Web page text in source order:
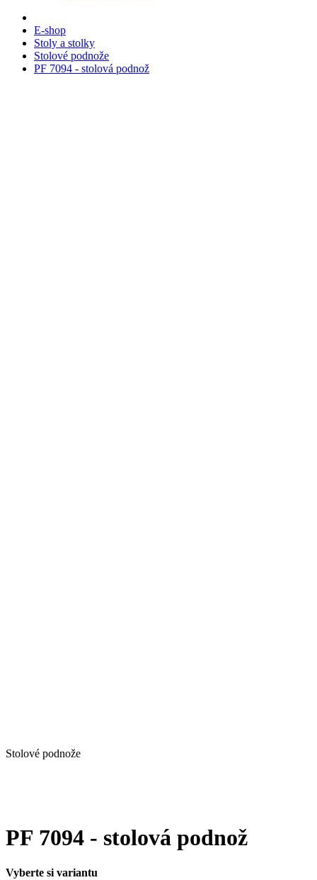
E-shop
Stoly a stolky
Stolové podnože
PF 7094 - stolová podnož
Stolové podnože
PF 7094 - stolová podnož
Vyberte si variantu